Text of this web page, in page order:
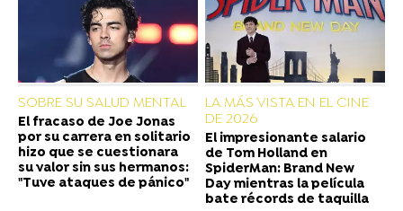
SOBRE SU SALUD MENTAL
El fracaso de Joe Jonas
por su carrera en solitario
hizo que se cuestionara
su valor sin sus hermanos:
"Tuve ataques de pánico"
LA MÁS VISTA EN EL CINE
DE 2026
El impresionante salario
de Tom Holland en
SpiderMan: Brand New
Day mientras la película
bate récords de taquilla